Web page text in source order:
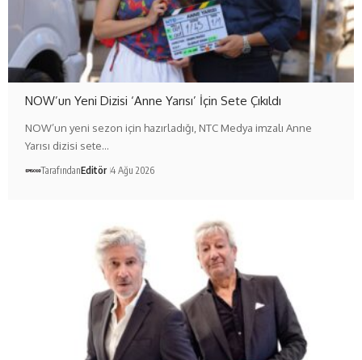
NOW’un Yeni Dizisi ‘Anne Yarısı’ İçin Sete Çıkıldı
NOW’un yeni sezon için hazırladığı, NTC Medya imzalı Anne
Yarısı dizisi sete…
TarafındanEditör 4 Ağu 2026